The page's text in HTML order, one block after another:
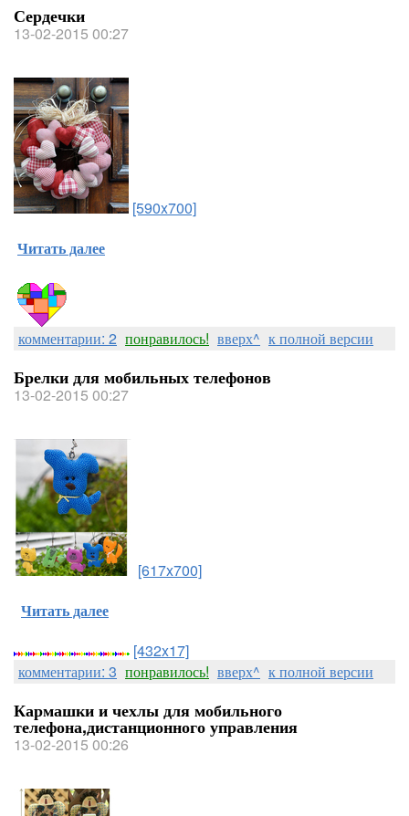
Сердечки
13-02-2015 00:27
[590x700]
Читать далее
комментарии: 2 понравилось! вверх^ к полной версии
Брелки для мобильных телефонов
13-02-2015 00:27
[617x700]
Читать далее
[432x17]
комментарии: 3 понравилось! вверх^ к полной версии
Кармашки и чехлы для мобильного
телефона,дистанционного управления
13-02-2015 00:26